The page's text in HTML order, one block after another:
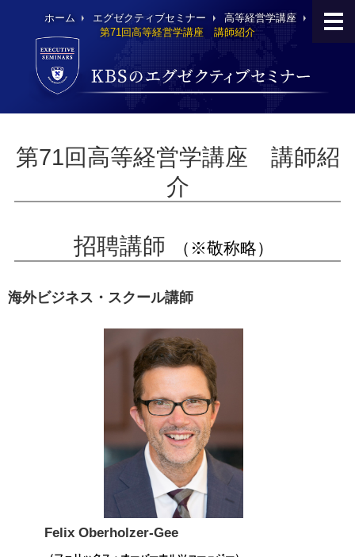
ホーム エグゼクティブセミナー
高等経営学講座
第71回高等経営学講座 講師紹介
第71回高等経営学講座 講師紹
介
招聘講師 （※敬称略）
海外ビジネス・スクール講師
Felix Oberholzer-Gee